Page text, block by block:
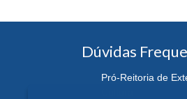
Dúvidas
Pró-Reitoria de